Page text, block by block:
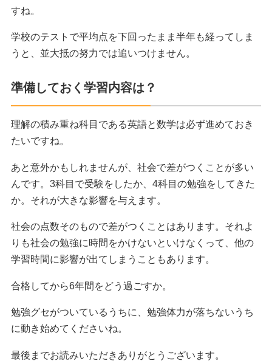
すね。
学校のテストで平均点を下回ったまま半年も経ってしま
うと、並大抵の努力では追いつけません。
準備しておく学習内容は？
理解の積み重ね科目である英語と数学は必ず進めておき
たいですね。
あと意外かもしれませんが、社会で差がつくことが多い
んです。3科目で受験をしたか、4科目の勉強をしてきた
か。それが大きな影響を与えます。
社会の点数そのもので差がつくことはあります。それよ
りも社会の勉強に時間をかけないといけなくって、他の
学習時間に影響が出てしまうこともあります。
合格してから6年間をどう過ごすか。
勉強グセがついているうちに、勉強体力が落ちないうち
に動き始めてくださいね。
最後までお読みいただきありがとうございます。